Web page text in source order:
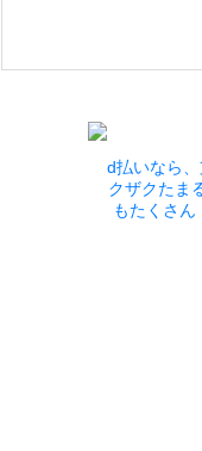
d払いなら
クザクたま
もたくさ